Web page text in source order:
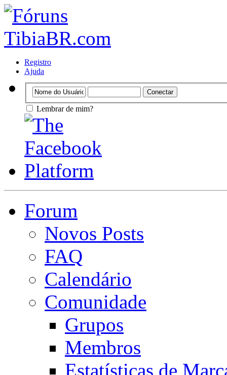
Registro
Ajuda
Lembrar de mim?
Forum
Novos Posts
FAQ
Calendário
Comunidade
Grupos
Membros
Estatísticas de